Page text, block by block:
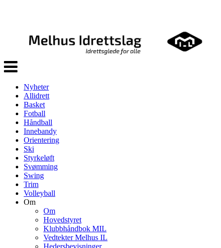
Veksle
navigasjon
Nyheter
Allidrett
Basket
Fotball
Håndball
Innebandy
Orientering
Ski
Styrkeløft
Svømming
Swing
Trim
Volleyball
Om
Om
Hovedstyret
Klubbhåndbok MIL
Vedtekter Melhus IL
Hedersbevisninger